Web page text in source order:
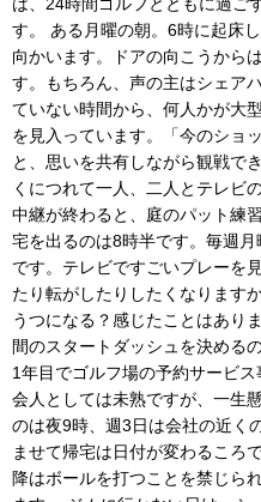
は、24時間ゴルフとともに過ご
す。 ある月曜の朝。6時に起床
向かいます。ドアの向こうから
す。もちろん、声の主はシェア
ていない時間から、何人かが大
を見入っています。「今のショ
と、思いを共有しながら観戦で
くにつれて一人、二人とテレビ
中継が終わると、庭のパット練
宅を出るのは8時半です。毎週
です。テレビですごいプレーを
たり転がしたりしたくなります
うつになる？感じたことはあり
間のスタートダッシュを決める
1年目でゴルフ場の予約サービ
会人としては未熟ですが、一生
のは夜9時、週3日は会社の近く
ませて帰宅は日付が変わるころ
降はボールを打つことを禁じら